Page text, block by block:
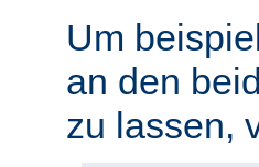
Um
an den
zu lassen,